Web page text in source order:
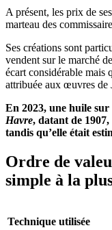
A présent, les prix de
marteau des
Ses créations sont
vendent sur le marché
écart considérable mais
attribuée aux œuvres de
En 2023, une huile
Havre, datant de
tandis qu’elle était
Ordre de
simple à la
Technique utilisée